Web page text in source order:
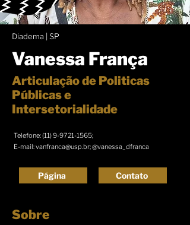
Diadema | SP
Vanessa França
Articulação de Politicas
Públicas e
Intersetorialidade
Telefone:(11) 9-9721-1565;
E-mail:vanfranca@usp.br; @vanessa_dfranca
Página Contato
Sobre